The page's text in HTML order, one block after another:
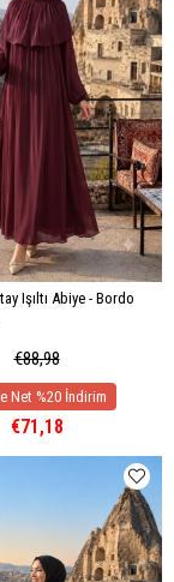
Işıltı Abiye - Bordo
€88,98
€71,18